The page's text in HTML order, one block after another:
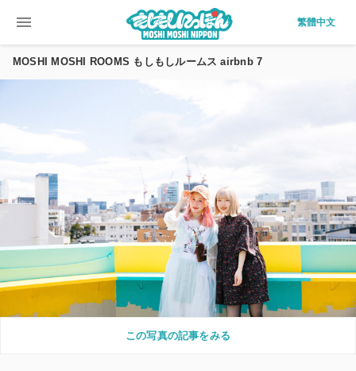
menu 繁體中文
MOSHI MOSHI ROOMS もしもしルームス airbnb 7
この写真の記事をみる